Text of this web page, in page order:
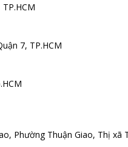
7, TP.HCM
Phường Thuận Giao, Thị xã